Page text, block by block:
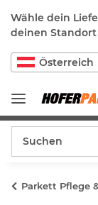
Wähle dein
deinen Standort
Österreich
Parkett Pflege